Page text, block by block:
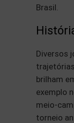
Brasil.
Diversos
brilham
exemplo
meio-
torneio